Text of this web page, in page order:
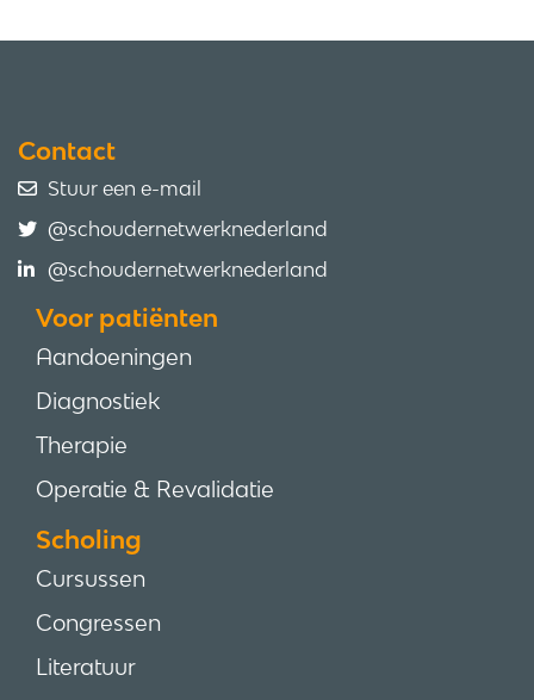
Contact
Stuur een e-mail
@schoudernetwerknederland
@schoudernetwerknederland
Voor patiënten
Aandoeningen
Diagnostiek
Therapie
Operatie & Revalidatie
Scholing
Cursussen
Congressen
Literatuur